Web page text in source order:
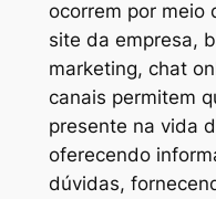
ocorrem por meio
site da empresa,
marketing, chat
canais permitem
presente na vida
oferecendo
dúvidas,